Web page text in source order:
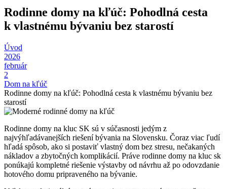
Rodinne domy na kľúč: Pohodlná cesta
k vlastnému bývaniu bez starostí
Úvod
2026
február
2
Dom na kľúč
Rodinne domy na kľúč: Pohodlná cesta k vlastnému bývaniu bez
starostí
Rodinne domy na kluc SK sú v súčasnosti jedým z
najvýhľadávanejších riešení bývania na Slovensku. Čoraz viac ľudí
hľadá spôsob, ako si postaviť vlastný dom bez stresu, nečakaných
nákladov a zbytočných komplikácií. Práve rodinne domy na kluc sk
ponúkajú kompletné riešenie výstavby od návrhu až po odovzdanie
hotového domu pripraveného na bývanie.